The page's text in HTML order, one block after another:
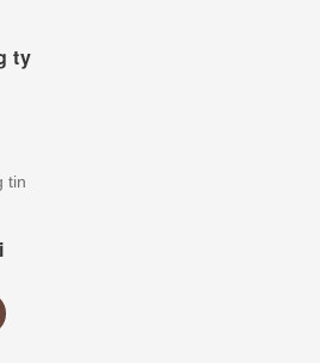
ty
tin